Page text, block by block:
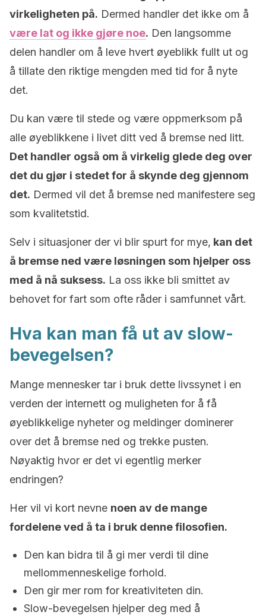
virkeligheten på. Dermed handler det ikke om å
være lat og ikke gjøre noe. Den langsomme
delen handler om å leve hvert øyeblikk fullt ut og
å tillate den riktige mengden med tid for å nyte
det.
Du kan være til stede og være oppmerksom på
alle øyeblikkene i livet ditt ved å bremse ned litt.
Det handler også om å virkelig glede deg over
det du gjør i stedet for å skynde deg gjennom
det. Dermed vil det å bremse ned manifestere seg
som kvalitetstid.
Selv i situasjoner der vi blir spurt for mye, kan det
å bremse ned være løsningen som hjelper oss
med å nå suksess. La oss ikke bli smittet av
behovet for fart som ofte råder i samfunnet vårt.
Hva kan man få ut av slow-
bevegelsen?
Mange mennesker tar i bruk dette livssynet i en
verden der internett og muligheten for å få
øyeblikkelige nyheter og meldinger dominerer
over det å bremse ned og trekke pusten.
Nøyaktig hvor er det vi egentlig merker
endringen?
Her vil vi kort nevne noen av de mange
fordelene ved å ta i bruk denne filosofien.
Den kan bidra til å gi mer verdi til dine
mellommenneskelige forhold.
Den gir mer rom for kreativiteten din.
Slow-bevegelsen hjelper deg med å